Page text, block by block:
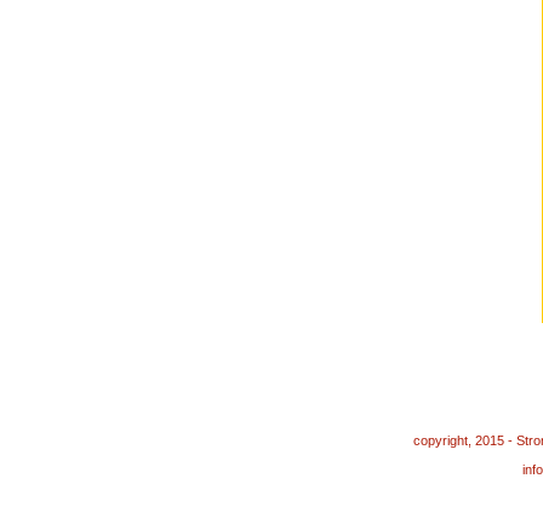
copyright, 2015 -